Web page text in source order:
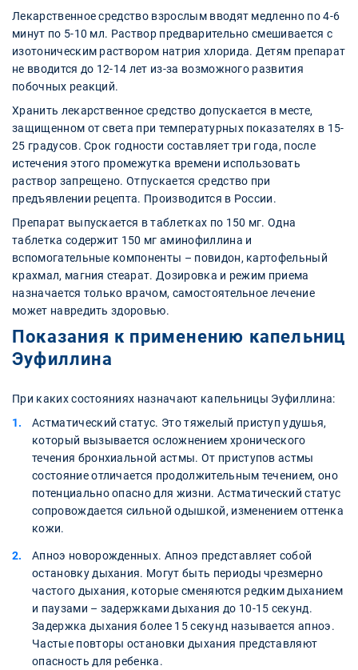
Лекарственное средство взрослым вводят медленно по 4-6
минут по 5-10 мл. Раствор предварительно смешивается с
изотоническим раствором натрия хлорида. Детям препарат
не вводится до 12-14 лет из-за возможного развития
побочных реакций.
Хранить лекарственное средство допускается в месте,
защищенном от света при температурных показателях в 15-
25 градусов. Срок годности составляет три года, после
истечения этого промежутка времени использовать
раствор запрещено. Отпускается средство при
предъявлении рецепта. Производится в России.
Препарат выпускается в таблетках по 150 мг. Одна
таблетка содержит 150 мг аминофиллина и
вспомогательные компоненты – повидон, картофельный
крахмал, магния стеарат. Дозировка и режим приема
назначается только врачом, самостоятельное лечение
может навредить здоровью.
Показания к применению капельниц
Эуфиллина
При каких состояниях назначают капельницы Эуфиллина:
Астматический статус. Это тяжелый приступ удушья,
который вызывается осложнением хронического
течения бронхиальной астмы. От приступов астмы
состояние отличается продолжительным течением, оно
потенциально опасно для жизни. Астматический статус
сопровождается сильной одышкой, изменением оттенка
кожи.
Апноэ новорожденных. Апноэ представляет собой
остановку дыхания. Могут быть периоды чрезмерно
частого дыхания, которые сменяются редким дыханием
и паузами – задержками дыхания до 10-15 секунд.
Задержка дыхания более 15 секунд называется апноэ.
Частые повторы остановки дыхания представляют
опасность для ребенка.